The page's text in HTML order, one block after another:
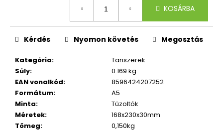
KOSÁRBA
Kategória:
Tanszerek
Súly:
0.169 kg
EAN vonalkód:
8596424207252
Formátum:
A5
Minta:
Tűzoltók
Méretek:
168x230x30mm
Tömeg:
0,150kg
Kérdés Nyomon követés Megosztás
PRO
19
900
Ft
Korábbi:
31
830
Ft